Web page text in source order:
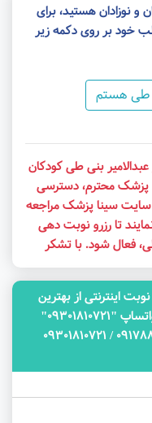
و نوزادان هستید، برای
خود بر روی دکمه زیر
طی هستم
بنی طی کودکان
پزشک محترم، دسترسی
سایت سینا پزشک مراجعه
تا رزرو نوبت دهی
فعال شود. با تشکر
اینترنتی از بهترین
دکتر های طرف قرارداد سینا پزشک، در واتساپ "09301810721"